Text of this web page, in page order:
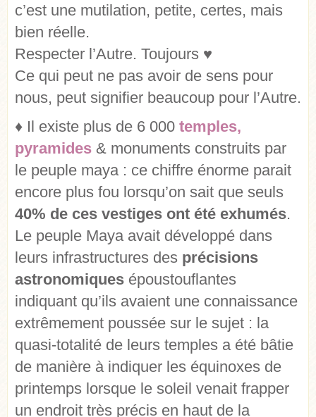
c’est une mutilation, petite, certes, mais
bien réelle.
Respecter l’Autre. Toujours ♥
Ce qui peut ne pas avoir de sens pour
nous, peut signifier beaucoup pour l’Autre.
♦ Il existe plus de 6 000 temples,
pyramides & monuments construits par
le peuple maya : ce chiffre énorme parait
encore plus fou lorsqu’on sait que seuls
40% de ces vestiges ont été exhumés.
Le peuple Maya avait développé dans
leurs infrastructures des précisions
astronomiques époustouflantes
indiquant qu’ils avaient une connaissance
extrêmement poussée sur le sujet : la
quasi-totalité de leurs temples a été bâtie
de manière à indiquer les équinoxes de
printemps lorsque le soleil venait frapper
un endroit très précis en haut de la